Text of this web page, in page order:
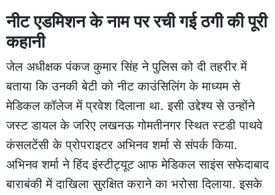
नीट एडमिशन के नाम पर रची गई ठगी की पूरी
कहानी
जेल अधीक्षक पंकज कुमार सिंह ने पुलिस को दी तहरीर में
बताया कि उनकी बेटी को नीट काउंसिलिंग के माध्यम से
मेडिकल कॉलेज में प्रवेश दिलाना था. इसी उद्देश्य से उन्होंने
जस्ट डायल के जरिए लखनऊ गोमतीनगर स्थित स्टडी पाथवे
कंसलटेंसी के प्रोपराइटर अभिनव शर्मा से संपर्क किया.
अभिनव शर्मा ने हिंद इंस्टीट्यूट आफ मेडिकल साइंस सफेदाबाद
बाराबंकी में दाखिला सुरक्षित कराने का भरोसा दिलाया. इसके